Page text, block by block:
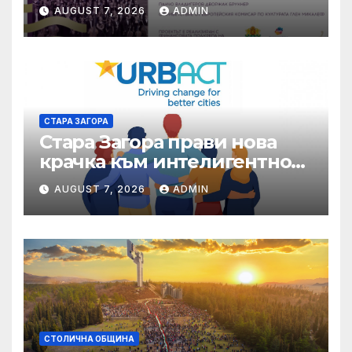
AUGUST 7, 2026 ADMIN
СТАРА ЗАГОРА
Стара Загора прави нова
крачка към интелигентно
управление на местната
икономика
AUGUST 7, 2026 ADMIN
СТОЛИЧНА ОБЩИНА